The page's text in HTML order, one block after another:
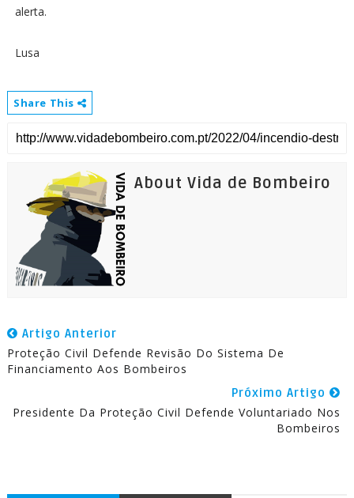
alerta.
Lusa
Share This
About Vida de Bombeiro
Artigo Anterior
Proteção Civil Defende Revisão Do Sistema De
Financiamento Aos Bombeiros
Próximo Artigo
Presidente Da Proteção Civil Defende Voluntariado Nos
Bombeiros